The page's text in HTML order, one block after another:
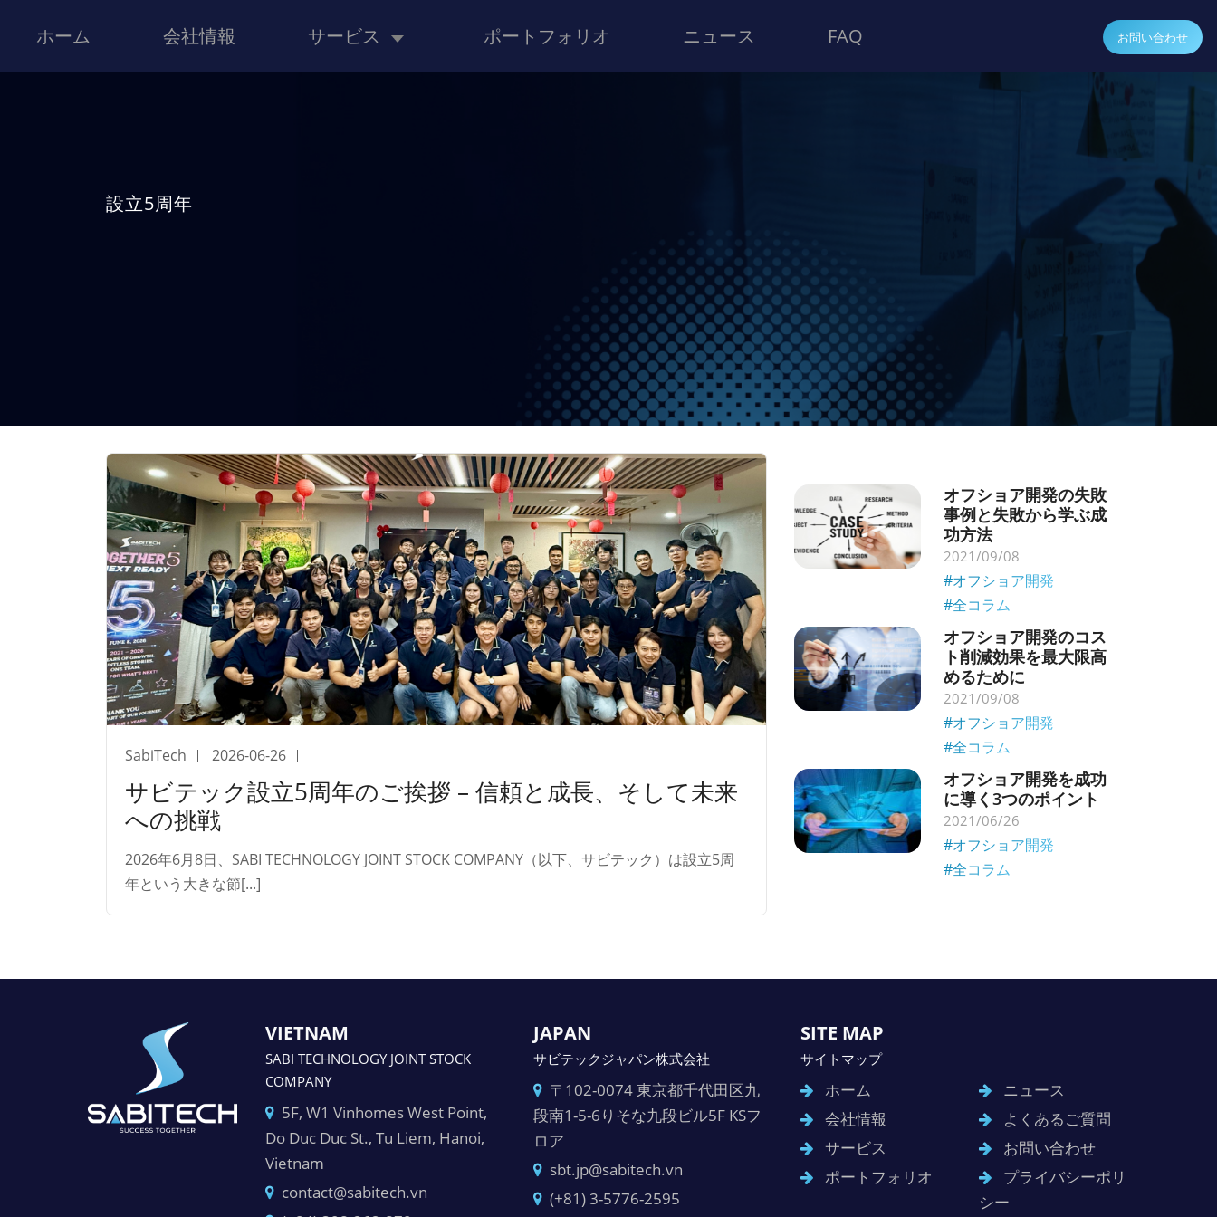
ホーム 会社情報 サービス ポートフォリオ ニュース FAQ お問い合わせ
設立5周年
オフショア開発の失敗
事例と失敗から学ぶ成
功方法
2021/09/08
#オフショア開発
#全コラム
オフショア開発のコス
ト削減効果を最大限高
めるために
2021/09/08
#オフショア開発
#全コラム
オフショア開発を成功
に導く3つのポイント
2021/06/26
#オフショア開発
#全コラム
SabiTech 2026-06-26
サビテック設立5周年のご挨拶 – 信頼と成長、そして未来
への挑戦
2026年6月8日、SABI TECHNOLOGY JOINT STOCK COMPANY（以下、サビテック）は設立5周
年という大きな節[...]
VIETNAM
SABI TECHNOLOGY JOINT STOCK
COMPANY
5F, W1 Vinhomes West Point,
Do Duc Duc St., Tu Liem, Hanoi,
Vietnam
contact@sabitech.vn
JAPAN
サビテックジャパン株式会社
〒102-0074 東京都千代田区九
段南1-5-6りそな九段ビル5F KSフ
ロア
sbt.jp@sabitech.vn
(+81) 3-5776-2595
SITE MAP
サイトマップ
ホーム
会社情報
サービス
ポートフォリオ
ニュース
よくあるご質問
お問い合わせ
プライバシーポリ
シー